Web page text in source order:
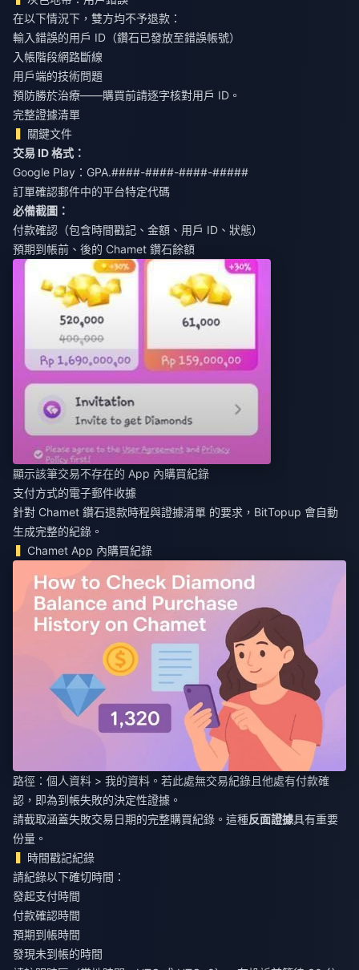
在以下情況下，雙方均不予退款：
輸入錯誤的用戶 ID（鑽石已發放至錯誤帳號）
入帳階段網路斷線
用戶端的技術問題
預防勝於治療——購買前請逐字核對用戶 ID。
完整證據清單
關鍵文件
交易 ID 格式：
Google Play：GPA.####-####-####-#####
訂單確認郵件中的平台特定代碼
必備截圖：
付款確認（包含時間戳記、金額、用戶 ID、狀態）
預期到帳前、後的 Chamet 鑽石餘額
顯示該筆交易不存在的 App 內購買紀錄
支付方式的電子郵件收據
針對 Chamet 鑽石退款時程與證據清單 的要求，BitTopup 會自動
生成完整的紀錄。
Chamet App 內購買紀錄
路徑：個人資料 > 我的資料。若此處無交易紀錄且他處有付款確
認，即為到帳失敗的決定性證據。
請截取涵蓋失敗交易日期的完整購買紀錄。這種反面證據具有重要
份量。
時間戳記紀錄
請紀錄以下確切時間：
發起支付時間
付款確認時間
預期到帳時間
發現未到帳的時間